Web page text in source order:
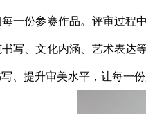
每一份参赛作品。评审过程
写、文化内涵、艺术表达
、提升审美水平，让每一